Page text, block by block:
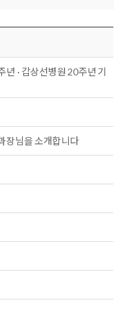
· 갑상선병원 20주년 기
장님을 소개합니다